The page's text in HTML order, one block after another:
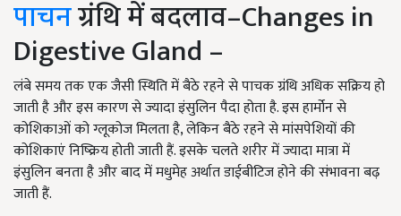
पाचनग्रंथि में बदलाव–Changes in
Digestive Gland –
लंबे समय तक एक जैसी स्थिति में बैठे रहने से पाचक ग्रंथि अधिक सक्रिय हो
जाती है और इस कारण से ज्यादा इंसुलिन पैदा होता है. इस हार्मोन से
कोशिकाओं को ग्लूकोज मिलता है, लेकिन बैठे रहने से मांसपेशियों की
कोशिकाएं निष्क्रिय होती जाती हैं. इसके चलते शरीर में ज्यादा मात्रा में
इंसुलिन बनता है और बाद में मधुमेह अर्थात डाईबीटिज होने की संभावना बढ़
जाती हैं.